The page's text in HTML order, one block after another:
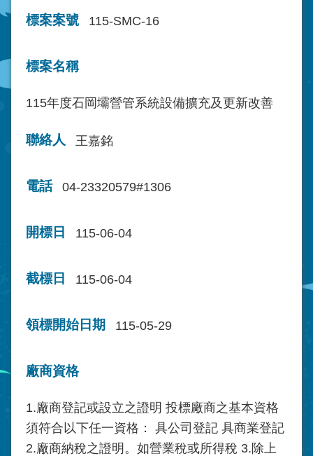
標案案號 115-SMC-16
標案名稱
115年度石岡壩營管系統設備擴充及更新改善
聯絡人 王嘉銘
電話 04-23320579#1306
開標日 115-06-04
截標日 115-06-04
領標開始日期 115-05-29
廠商資格
1.廠商登記或設立之證明 投標廠商之基本資格
須符合以下任一資格： 具公司登記 具商業登記
2.廠商納稅之證明。如營業稅或所得稅 3.除上